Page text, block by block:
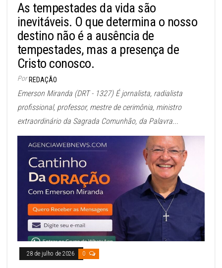
As tempestades da vida são
inevitáveis. O que determina o nosso
destino não é a ausência de
tempestades, mas a presença de
Cristo conosco.
Por REDAÇÃO
Emerson Miranda (DRT - 1327) É jornalista, radialista
profissional, professor, mestre de cerimônia, ministro
extraordinário da Sagrada Comunhão, da Palavra...
28 de julho de 2026 0